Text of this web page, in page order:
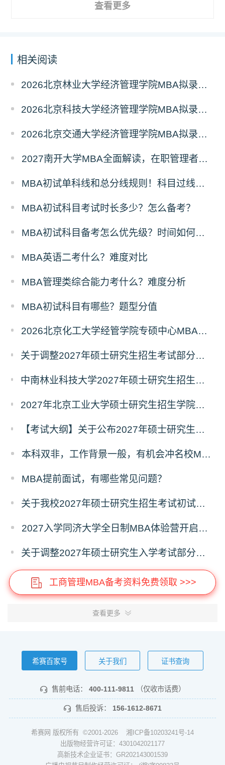
查看更多
相关阅读
2026北京林业大学经济管理学院MBA拟录取分析解读
2026北京科技大学经济管理学院MBA拟录取分析解读
2026北京交通大学经济管理学院MBA拟录取分析解读
2027南开大学MBA全面解读，在职管理者择校优选
MBA初试单科线和总分线规则！科目过线标准
MBA初试科目考试时长多少？怎么备考？
MBA初试科目备考怎么优先级？时间如何分配？
MBA英语二考什么？难度对比
MBA管理类综合能力考什么？难度分析
MBA初试科目有哪些？题型分值
2026北京化工大学经管学院专硕中心MBA拟录取分析解读
关于调整2027年硕士研究生招生考试部分专业初试考试科目及参考书目的公告（二）
中南林业科技大学2027年硕士研究生招生考试初试科目调整情况公告
2027年北京工业大学硕士研究生招生学院、考试科目、考试大纲等调整情况
【考试大纲】关于公布2027年硕士研究生入学考试自命题考试科目考试大纲的通知
本科双非，工作背景一般，有机会冲名校MBA吗？
MBA提前面试，有哪些常见问题？
关于我校2027年硕士研究生招生考试初试科目调整的补充公告
2027入学同济大学全日制MBA体验营开启报名！
关于调整2027年硕士研究生入学考试部分专业考试科目的通知
工商管理MBA备考资料免费领取 >>>
查看更多
希赛百家号 关于我们 证书查询
售前电话： 400-111-9811 （仅收市话费）
售后投诉： 156-1612-8671
希赛网 版权所有 ©2001-2026 湘ICP备10203241号-14
出版物经营许可证：4301042021177
高新技术企业证书：GR202143001539